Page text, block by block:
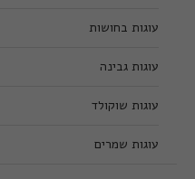
עוגות בחושות
עוגות גבינה
עוגות שוקולד
עוגות שמרים